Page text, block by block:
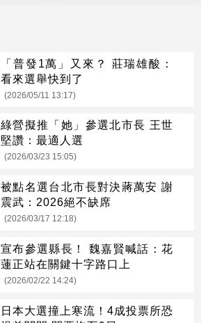
「普發1萬」又來？ 莊瑞雄酸：
看來選舉快到了
(2026/05/11 13:17)
綠營擬推「她」參選北市長 王世
堅讚：最適人選
(2026/03/23 15:05)
被點名選台北市長對決蔣萬安 謝
震武：2026絕不缺席
(2026/03/17 12:18)
宣布參選縣長！ 魏嘉賢喊話：花
蓮正站在關鍵十字路口上
(2026/02/22 14:24)
日本大選撞上寒流！4成投票所恐